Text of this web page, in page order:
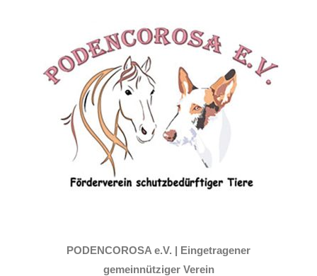
PODENCOROSA e.V. | Eingetragener
gemeinnütziger Verein